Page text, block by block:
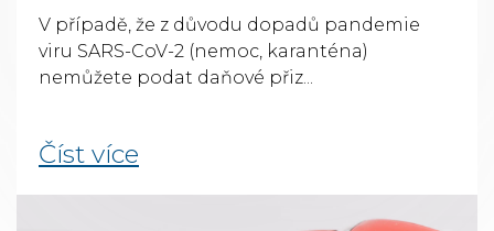
V případě, že z důvodu dopadů pandemie
viru SARS-CoV-2 (nemoc, karanténa)
nemůžete podat daňové přiz...
Číst více